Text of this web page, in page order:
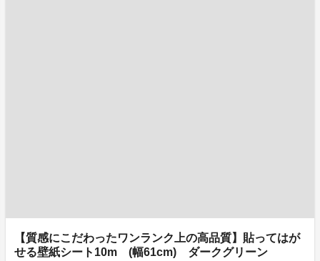
【質感にこだわったワンランク上の高品質】貼ってはが
せる壁紙シート10m (幅61cm) ダークグリーン